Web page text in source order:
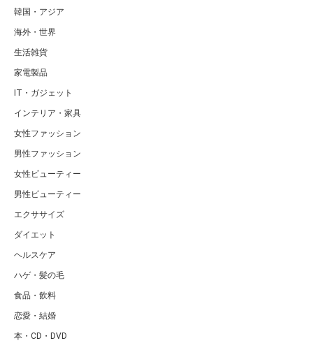
韓国・アジア
海外・世界
生活雑貨
家電製品
IT・ガジェット
インテリア・家具
女性ファッション
男性ファッション
女性ビューティー
男性ビューティー
エクササイズ
ダイエット
ヘルスケア
ハゲ・髪の毛
食品・飲料
恋愛・結婚
本・CD・DVD